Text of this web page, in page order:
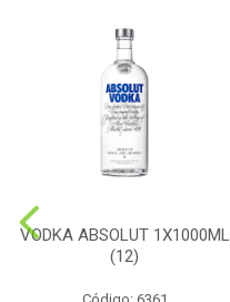
VODKA ABSOLUT 1X1000ML
(12)